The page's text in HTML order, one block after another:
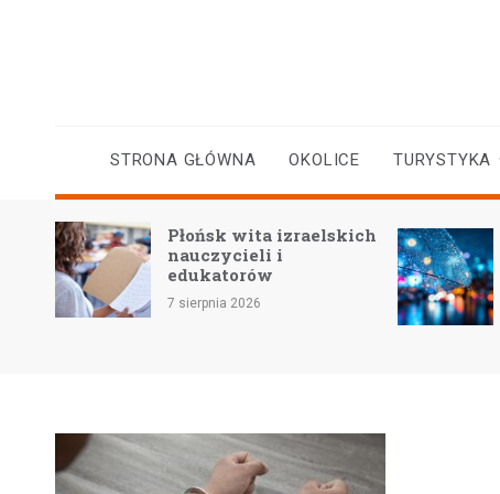
STRONA GŁÓWNA OKOLICE TURYSTYKA
Płońsk wita izraelskich
nauczycieli i
edukatorów
7 sierpnia 2026